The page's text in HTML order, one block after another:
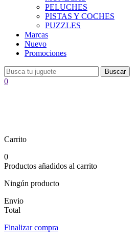
PELUCHES
PISTAS Y COCHES
PUZZLES
Marcas
Nuevo
Promociones
Buscar
0
Carrito
0
Productos añadidos al carrito
Ningún producto
Envio
Total
Finalizar compra